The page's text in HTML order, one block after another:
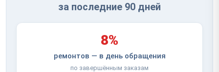
за последние 90 дней
8%
ремонтов — в день обращения
по завершённым заказам